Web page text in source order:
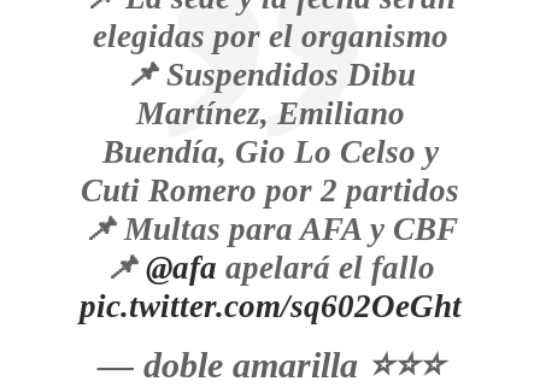
elegidas por el organismo
📌 Suspendidos Dibu
Martínez, Emiliano
Buendía, Gio Lo Celso y
Cuti Romero por 2 partidos
📌 Multas para AFA y CBF
📌 @afa apelará el fallo
pic.twitter.com/sq602OeGht
— doble amarilla ⭐️⭐️⭐️